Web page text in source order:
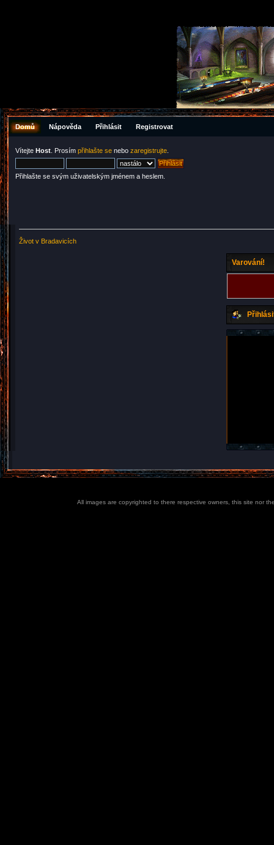
Domů Nápověda Přihlásit Registrovat
Vítejte Host . Prosím přihlašte se nebo zaregistrujte
Přihlašte se svým uživatelským jménem a heslem.
Život v Bradavicích
Varování!
All images are copyrighted to there respective owners, this site nor